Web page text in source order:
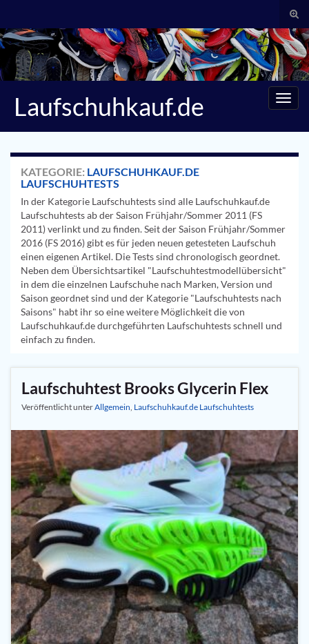
Search for:
Laufschuhkauf.de
KATEGORIE: LAUFSCHUHKAUF.DE
LAUFSCHUHTESTS
In der Kategorie Laufschuhtests sind alle Laufschuhkauf.de
Laufschuhtests ab der Saison Frühjahr/Sommer 2011 (FS
2011) verlinkt und zu finden. Seit der Saison Frühjahr/Sommer
2016 (FS 2016) gibt es für jeden neuen getesteten Laufschuh
einen eigenen Artikel. Die Tests sind chronologisch geordnet.
Neben dem Übersichtsartikel "Laufschuhtestmodellübersicht"
in dem die einzelnen Laufschuhe nach Marken, Version und
Saison geordnet sind und der Kategorie "Laufschuhtests nach
Saisons" habt ihr so eine weitere Möglichkeit die von
Laufschuhkauf.de durchgeführten Laufschuhtests schnell und
einfach zu finden.
Laufschuhtest Brooks Glycerin Flex
Veröffentlicht unterAllgemein Laufschuhkauf.de Laufschuhtests